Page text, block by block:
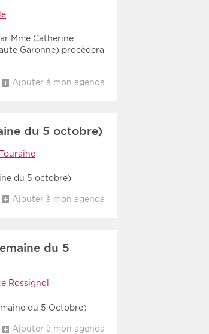
Mme Catherine
Garonne) procèdera
Ajouter à mon agenda
du 5 octobre)
du 5 octobre)
Ajouter à mon agenda
du 5
Rossignol
du 5 Octobre)
Ajouter à mon agenda